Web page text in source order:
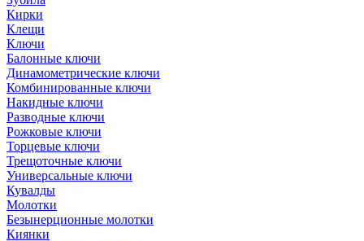
Кирки
Клещи
Ключи
Балонные ключи
Динамометрические ключи
Комбинированные ключи
Накидные ключи
Разводные ключи
Рожковые ключи
Торцевые ключи
Трещоточные ключи
Универсальные ключи
Кувалды
Молотки
Безынерционные молотки
Киянки